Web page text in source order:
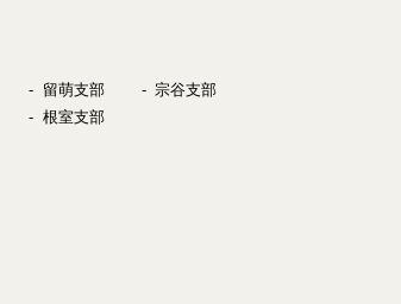
留萌支部
宗谷支部
根室支部